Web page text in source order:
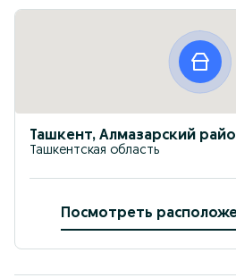
Ташкент, Алмазарский
Ташкентская область
Посмотреть